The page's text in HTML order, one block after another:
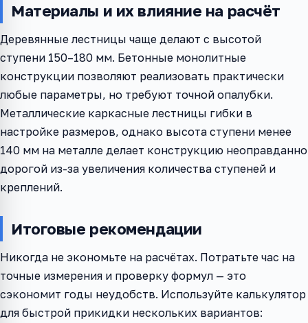
Материалы и их влияние на расчёт
Деревянные лестницы чаще делают с высотой
ступени 150–180 мм. Бетонные монолитные
конструкции позволяют реализовать практически
любые параметры, но требуют точной опалубки.
Металлические каркасные лестницы гибки в
настройке размеров, однако высота ступени менее
140 мм на металле делает конструкцию неоправданно
дорогой из-за увеличения количества ступеней и
креплений.
Итоговые рекомендации
Никогда не экономьте на расчётах. Потратьте час на
точные измерения и проверку формул — это
сэкономит годы неудобств. Используйте калькулятор
для быстрой прикидки нескольких вариантов: